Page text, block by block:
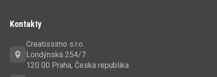
Kontakty
Creatissimo s.r.o.
Londýnská 254/7
120 00 Praha, Česká republika